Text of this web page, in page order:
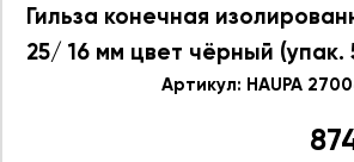
Гильза конечная
25/ 16 мм цвет чёрный (упак.
Артикул: HAUPA